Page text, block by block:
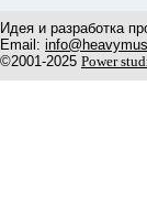
Идея и разработка
Email:
©2001-2025 Power